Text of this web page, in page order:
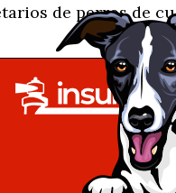
de perros de